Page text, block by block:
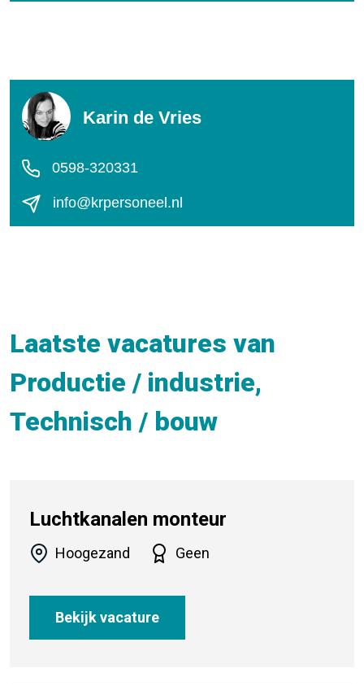
Karin de Vries
0598-320331
info@krpersoneel.nl
Laatste vacatures van
Productie / industrie,
Technisch / bouw
Luchtkanalen monteur
Hoogezand Geen
Bekijk vacature